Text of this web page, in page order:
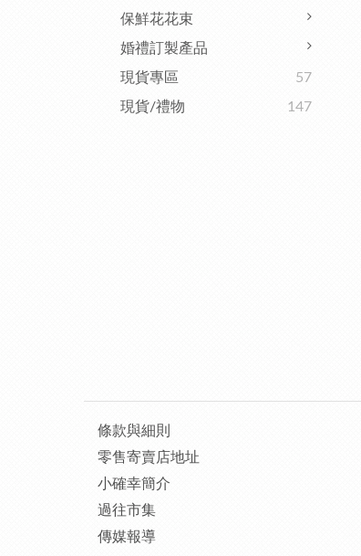
保鮮花花束
婚禮訂製產品
現貨專區
57
現貨/禮物
147
條款與細則
零售寄賣店地址
小確幸簡介
過往市集
傳媒報導